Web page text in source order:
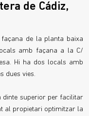
de Cádiz,
de la planta baixa
amb façana a la C/
Hi ha dos locals amb
dues vies.
dinte superior per facilitar
al propietari optimitzar la